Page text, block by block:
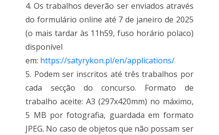
4. Os trabalhos deverão ser enviados através
do formulário online até 7 de janeiro de 2025
(o mais tardar às 11h59, fuso horário polaco)
disponível
em: https://satyrykon.pl/en/applications/
5. Podem ser inscritos até três trabalhos por
cada secção do concurso. Formato de
trabalho aceite: A3 (297x420mm) no máximo,
5 MB por fotografia, guardada em formato
JPEG. No caso de objetos que não possam ser